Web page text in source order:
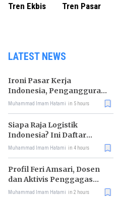
Tren Ekbis Tren Pasar
LATEST NEWS
Ironi Pasar Kerja
Indonesia, Pengangguran
Didominasi Lulusan SMK
Muhammad Imam Hatami in 5 hours
Siapa Raja Logistik
Indonesia? Ini Daftar
Pemimpin Pasarnya
Muhammad Imam Hatami in 4 hours
Profil Feri Amsari, Dosen
dan Aktivis Penggagas
Kabinet Bayangan
Muhammad Imam Hatami in 2 hours